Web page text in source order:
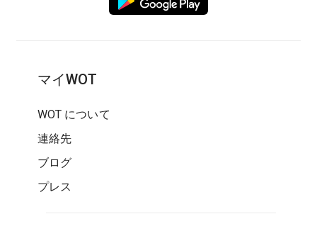
マイWOT
WOT について
連絡先
ブログ
プレス